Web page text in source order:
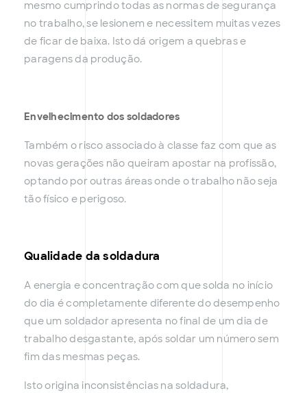
mesmo cumprindo todas as normas de segurança
no trabalho, se lesionem e necessitem muitas vezes
de ficar de baixa. Isto dá origem a quebras e
paragens da produção.
Envelhecimento dos soldadores
Também o risco associado à classe faz com que as
novas gerações não queiram apostar na profissão,
optando por outras áreas onde o trabalho não seja
tão físico e perigoso.
Qualidade da soldadura
A energia e concentração com que solda no início
do dia é completamente diferente do desempenho
que um soldador apresenta no final de um dia de
trabalho desgastante, após soldar um número sem
fim das mesmas peças.
Isto origina inconsistências na soldadura,